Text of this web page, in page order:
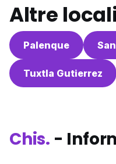
Altre
Palenque
Tuxtla Gutierrez
Chis. -